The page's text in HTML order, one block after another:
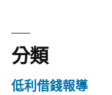
分類
低利借錢報導